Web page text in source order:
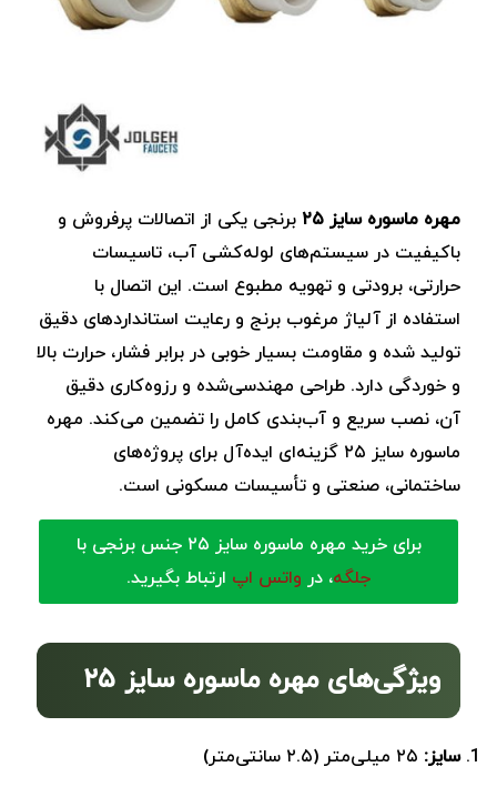
مهره ماسوره سایز ۲۵
برنجی یکی از اتصالات پرفروش و
باکیفیت در سیستم‌های لوله‌کشی آب، تاسیسات
حرارتی، برودتی و تهویه مطبوع است. این اتصال با
استفاده از آلیاژ مرغوب برنج و رعایت استانداردهای دقیق
تولید شده و مقاومت بسیار خوبی در برابر فشار، حرارت بالا
و خوردگی دارد. طراحی مهندسی‌شده و رزوه‌کاری دقیق
آن، نصب سریع و آب‌بندی کامل را تضمین می‌کند. مهره
ماسوره سایز ۲۵ گزینه‌ای ایده‌آل برای پروژه‌های
ساختمانی، صنعتی و تأسیسات مسکونی است.
برای خرید مهره ماسوره سایز ۲۵ جنس برنجی با
جلگه، در واتس اپ ارتباط بگیرید.
ویژگی‌های مهره ماسوره سایز ۲۵
سایز: